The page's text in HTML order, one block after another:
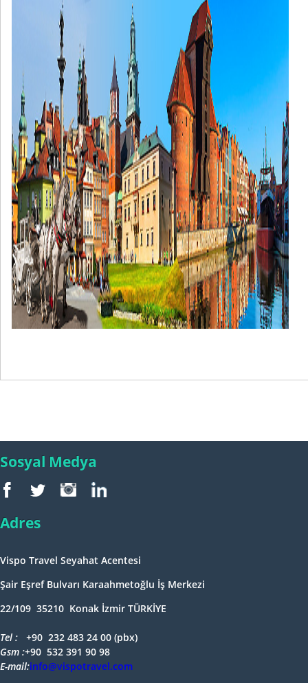
Sosyal Medya
Adres
Vispo Travel Seyahat Acentesi
Şair Eşref Bulvarı Karaahmetoğlu İş Merkezi
22/109 35210 Konak İzmir TÜRKİYE
Tel : +90 232 483 24 00 (pbx)
Gsm :+90 532 391 90 98
E-mail:info@vispotravel.com